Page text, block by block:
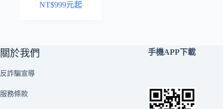
NT$999元起
關於我們
反詐騙宣導
服務條款
手機APP下載